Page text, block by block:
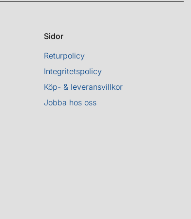
Sidor
Returpolicy
Integritetspolicy
Köp- & leveransvillkor
Jobba hos oss